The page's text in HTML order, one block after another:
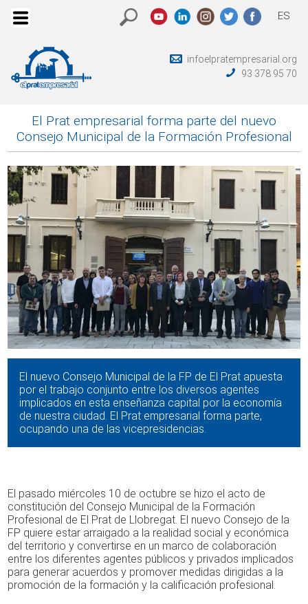
ES
infoelpratempresarial.org
93 378 95 70
El Prat empresarial forma parte del nuevo
Consejo Municipal de la Formación Profesional
El nuevo Consejo Municipal de la FP de El Prat apuesta
por el trabajo conjunto entre los diversos agentes
implicados en esta enseñanza capital por la economía
de nuestra ciudad. El Prat empresarial forma parte,
ocupando una de las vicepresidencias.
El pasado miércoles 10 de octubre se hizo el acto de
constitución del Consejo Municipal de la Formación
Profesional de El Prat de Llobregat. El nuevo Consejo de la
FP quiere estar arraigado a la realidad social y económica
del territorio y convertirse en un marco de colaboración
entre los diferentes agentes públicos y privados implicados
para generar acuerdos y promover medidas dirigidas a la
promoción de la formación y la calificación profesional.